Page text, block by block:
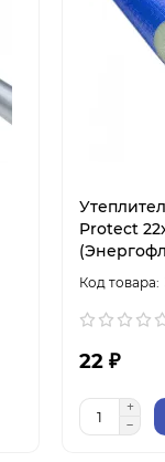
Protect
22 ₽